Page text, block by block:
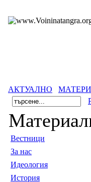
АКТУАЛНО
Вестници
За нас
Идеология
История